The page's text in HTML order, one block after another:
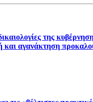
της
και αγανάκτηση